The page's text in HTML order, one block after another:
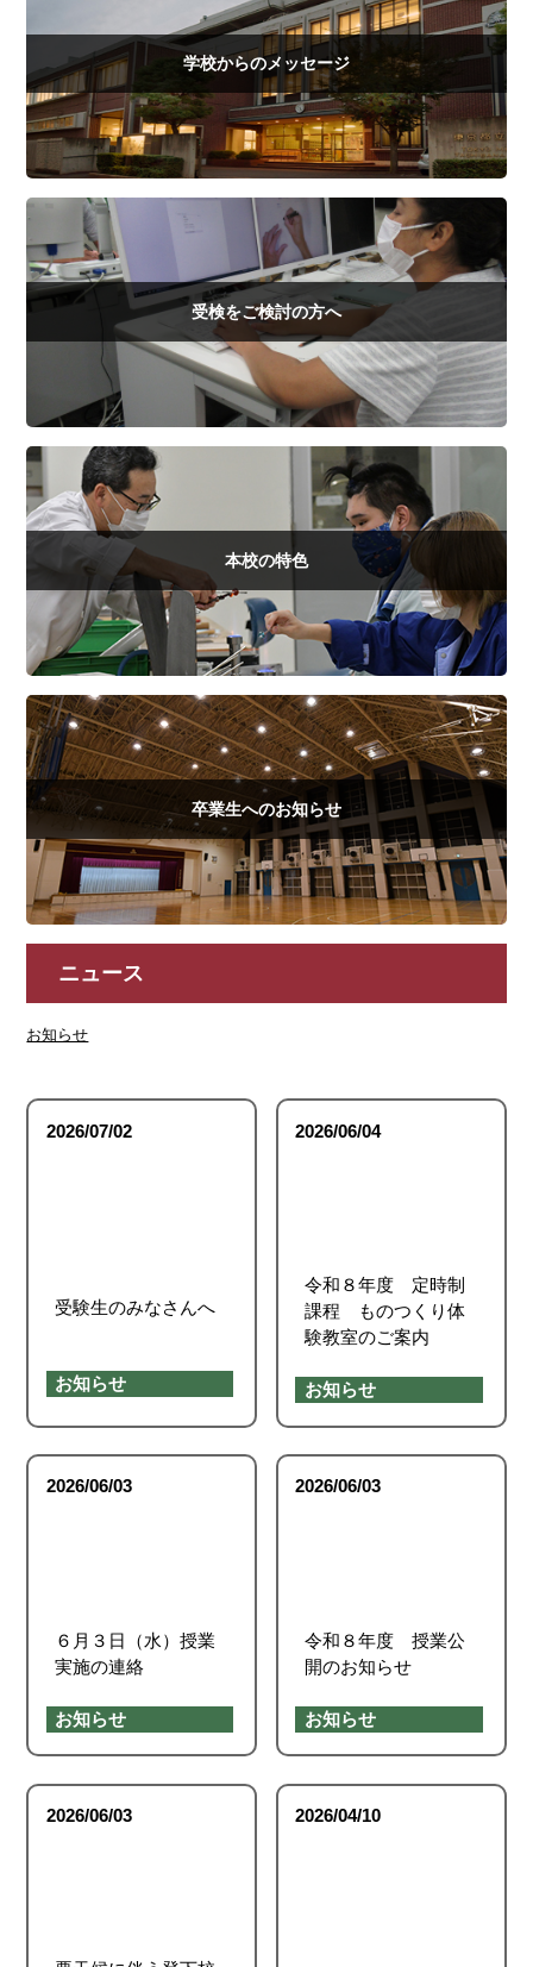
学校からのメッセージ
受検をご検討の方へ
本校の特色
卒業生へのお知らせ
ニュース
お知らせ
2026/07/02
お知らせ
受験生のみなさんへ
2026/06/04
お知らせ
令和８年度 定時制
課程 ものつくり体
験教室のご案内
2026/06/03
お知らせ
６月３日（水）授業
実施の連絡
2026/06/03
お知らせ
令和８年度 授業公
開のお知らせ
2026/06/03 2026/04/10